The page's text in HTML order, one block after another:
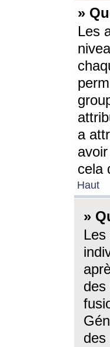
»
Les
a
cela
Haut
»
des
des